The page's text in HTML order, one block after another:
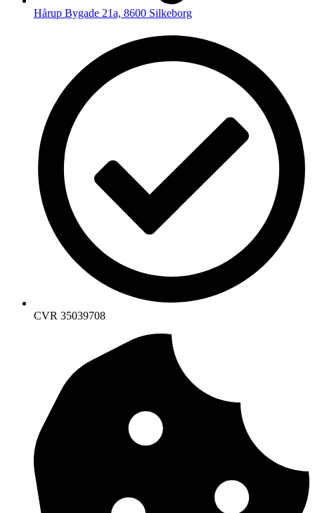
Hårup Bygade 21a, 8600 Silkeborg
CVR 35039708